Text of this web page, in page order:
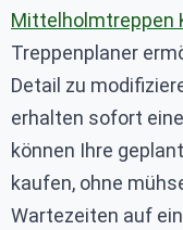
Mittelholmtreppen
Treppenplaner
Detail zu
erhalten sofort
können Ihre
kaufen, ohne
Wartezeiten auf